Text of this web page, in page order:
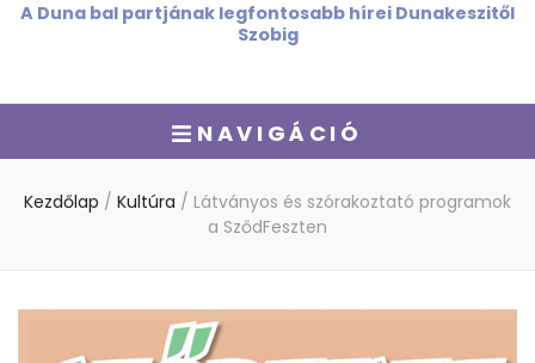
A Duna bal partjának legfontosabb hírei Dunakeszitől
Szobig
NAVIGÁCIÓ
Kezdőlap / Kultúra / Látványos és szórakoztató programok
a SződFeszten